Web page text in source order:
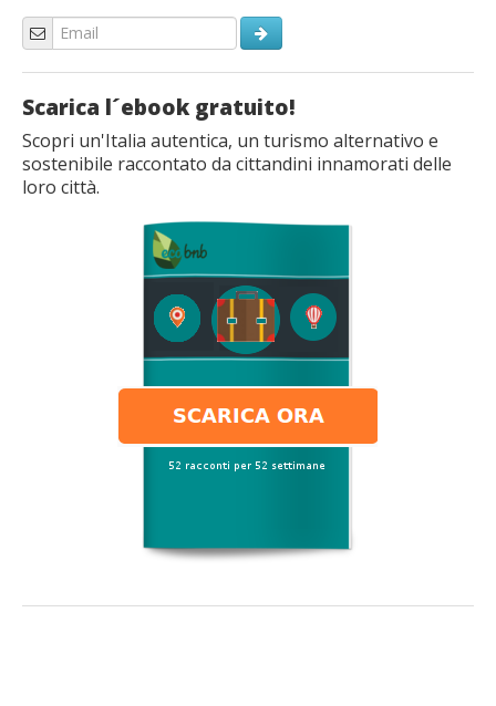
Scarica l´ebook gratuito!
Scopri un'Italia autentica, un turismo alternativo e
sostenibile raccontato da cittandini innamorati delle
loro città.